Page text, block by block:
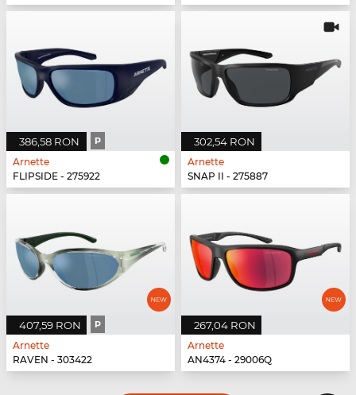
386,58 RON P
Arnette
FLIPSIDE - 275922
302,54 RON
Arnette
SNAP II - 275887
407,59 RON P
Arnette
RAVEN - 303422
267,04 RON
Arnette
AN4374 - 29006Q